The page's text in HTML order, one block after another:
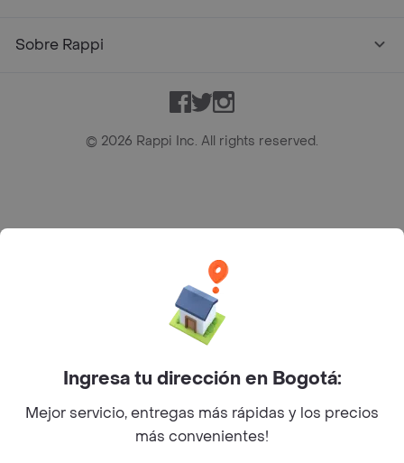
Sobre Rappi
Facebook
TwitterInstagram
© 2026 Rappi Inc. All rights reserved.
Bogotá D.C. --- notificacionesrappi@rappi.com
Ingresa tu dirección en Bogotá:
Mejor servicio, entregas más rápidas y los precios
más convenientes!